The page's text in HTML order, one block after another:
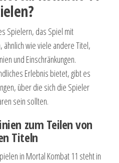
Spielern, das Spiel mit
ähnlich wie viele andere Titel,
und Einschränkungen.
Erlebnis bietet, gibt es
über die sich die Spieler
sein sollten.
zum Teilen von
Titeln
in Mortal Kombat 11 steht in